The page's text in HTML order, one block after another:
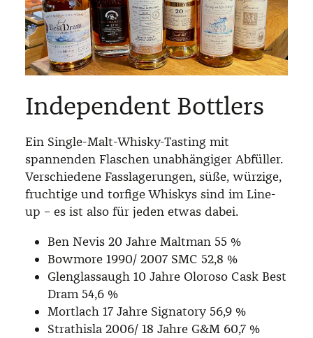
Independent Bottlers
Ein Single-Malt-Whisky-Tasting mit
spannenden Flaschen unabhängiger Abfüller.
Verschiedene Fasslagerungen, süße, würzige,
fruchtige und torfige Whiskys sind im Line-
up – es ist also für jeden etwas dabei.
Ben Nevis 20 Jahre Maltman 55 %
Bowmore 1990/ 2007 SMC 52,8 %
Glenglassaugh 10 Jahre Oloroso Cask Best
Dram 54,6 %
Mortlach 17 Jahre Signatory 56,9 %
Strathisla 2006/ 18 Jahre G&M 60,7 %